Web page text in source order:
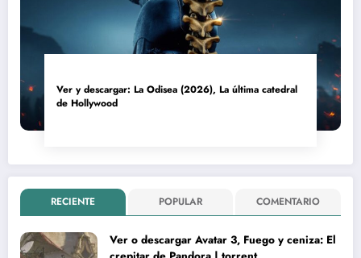
Ver y descargar: La Odisea (2026), La última catedral
de Hollywood
RECIENTE POPULAR COMENTARIO
Ver o descargar Avatar 3, Fuego y ceniza: El